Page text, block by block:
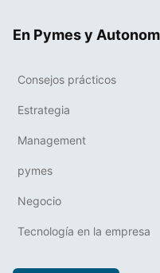
En Pymes y
Consejos prácticos
Estrategia
Management
pymes
Negocio
Tecnología en la empresa